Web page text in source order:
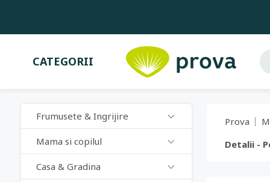
CATEGORII
Frumusete & Ingrijire
Mama si copilul
Casa & Gradina
Prova
Detalii -